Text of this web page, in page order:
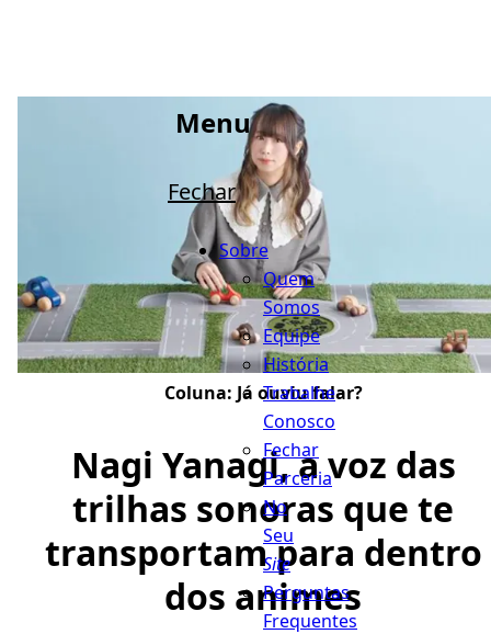
Menu
Fechar
Sobre
Quem
Somos
Equipe
História
Trabalhe
Conosco
Fechar
Parceria
No
Seu
Site
Perguntas
Frequentes
Coluna: Já ouviu falar?
Nagi Yanagi, a voz das
trilhas sonoras que te
transportam para dentro
dos animes